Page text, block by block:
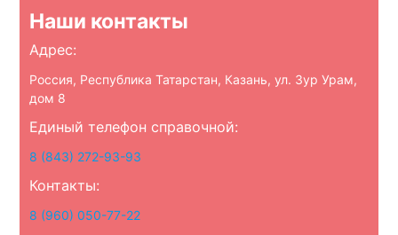
Наши контакты
Адрес:
Россия, Республика Татарстан, Казань, ул. Зур Урам,
дом 8
Единый телефон справочной:
8 (843) 272-93-93
Контакты:
8 (960) 050-77-22